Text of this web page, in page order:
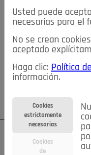
≡NOTICIAS
NOTICIAS
TABLÓN DE ANUNCIOS
NOSOTROS
Su cuenta
Usted puede
necesarias para el
No se crean
aceptado
Haga clic: Política
información.
Cookies
estrictamente
necesarias
Cookies
de